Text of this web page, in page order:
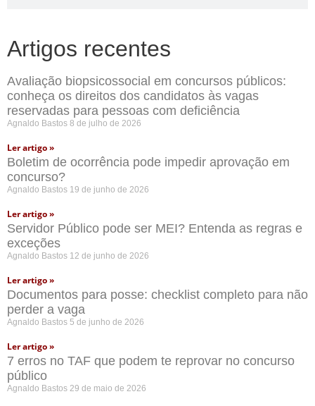
Artigos recentes
Avaliação biopsicossocial em concursos públicos:
conheça os direitos dos candidatos às vagas
reservadas para pessoas com deficiência
Agnaldo Bastos 8 de julho de 2026
Ler artigo »
Boletim de ocorrência pode impedir aprovação em
concurso?
Agnaldo Bastos 19 de junho de 2026
Ler artigo »
Servidor Público pode ser MEI? Entenda as regras e
exceções
Agnaldo Bastos 12 de junho de 2026
Ler artigo »
Documentos para posse: checklist completo para não
perder a vaga
Agnaldo Bastos 5 de junho de 2026
Ler artigo »
7 erros no TAF que podem te reprovar no concurso
público
Agnaldo Bastos 29 de maio de 2026